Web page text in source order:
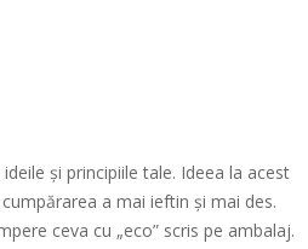
și principiile tale. Ideea la acest
a mai ieftin și mai des.
ceva cu „eco” scris pe ambalaj.